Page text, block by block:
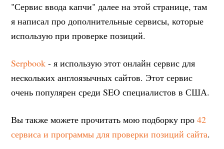
"Сервис ввода капчи" далее на этой странице, там
я написал про дополнительные сервисы, которые
использую при проверке позиций.
Serpbook - я использую этот онлайн сервис для
нескольких англоязычных сайтов. Этот сервис
очень популярен среди SEO специалистов в США.
Вы также можете прочитать мою подборку про42
сервиса и программы для проверки позиций сайта.